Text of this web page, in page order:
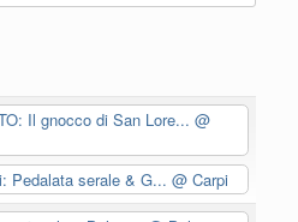
Il gnocco di San Lore... @
Pedalata serale & G... @ Carpi